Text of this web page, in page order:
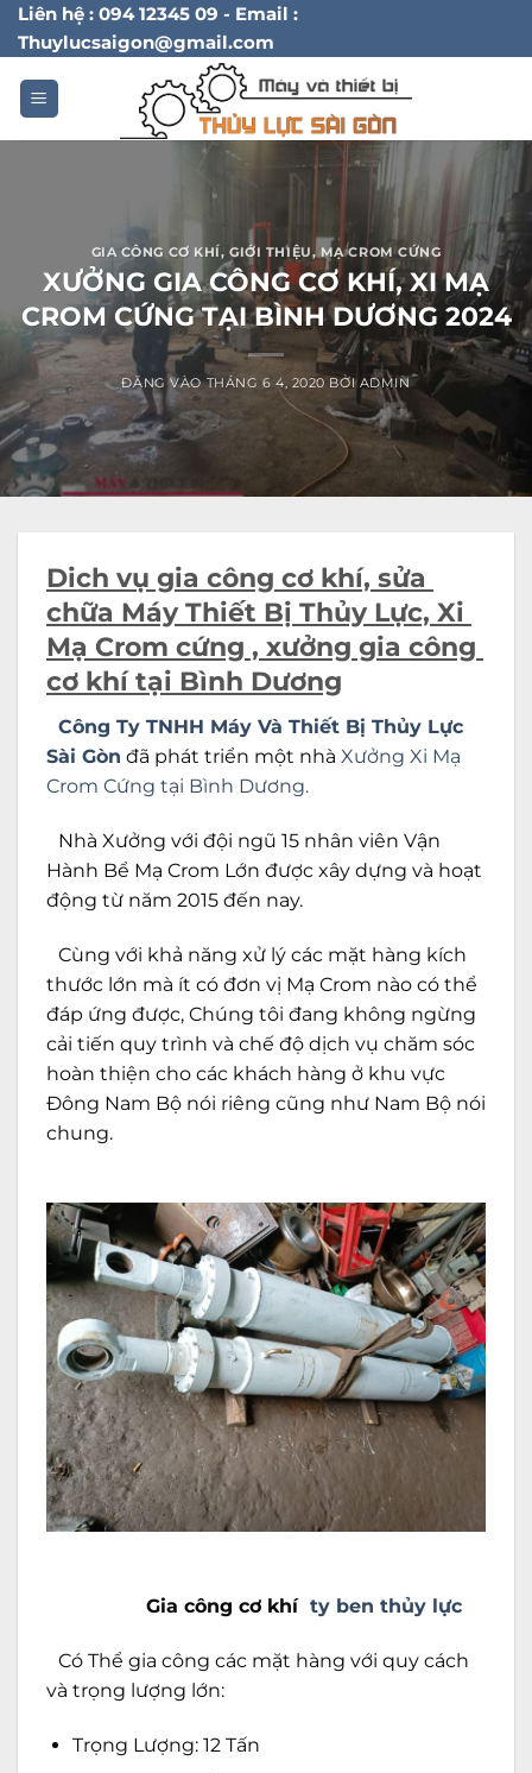
Bỏ
qua
dung
Liên hệ : 094 12345 09 - Email :
Thuylucsaigon@gmail.com
GIA CÔNG CƠ KHÍ,GIỚI THIỆU, MẠ CROM CỨNG
XƯỞNG GIA CÔNG CƠ KHÍ, XI MẠ
CROM CỨNG TẠI BÌNH DƯƠNG 2024
ĐĂNG VÀOTHÁNG 6 4, 2020 BỞI ADMIN
Dich vụ gia công cơ khí, sửa
chữa Máy Thiết Bị Thủy Lực, Xi
Mạ Crom cứng , xưởng gia công
cơ khí tại Bình Dương
Công Ty TNHH Máy Và Thiết Bị Thủy Lực
Sài Gòn đã phát triển một nhà Xưởng Xi Mạ
Crom Cứng tại Bình Dương.
Nhà Xưởng với đội ngũ 15 nhân viên Vận
Hành Bể Mạ Crom Lớn được xây dựng và hoạt
động từ năm 2015 đến nay.
Cùng với khả năng xử lý các mặt hàng kích
thước lớn mà ít có đơn vị Mạ Crom nào có thể
đáp ứng được, Chúng tôi đang không ngừng
cải tiến quy trình và chế độ dịch vụ chăm sóc
hoàn thiện cho các khách hàng ở khu vực
Đông Nam Bộ nói riêng cũng như Nam Bộ nói
chung.
Gia công cơ khí ty ben thủy lực
Có Thể gia công các mặt hàng với quy cách
và trọng lượng lớn:
Trọng Lượng: 12 Tấn